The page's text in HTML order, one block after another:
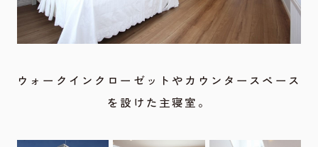
ウォークインクローゼットやカウンタースペース
を設けた主寝室。